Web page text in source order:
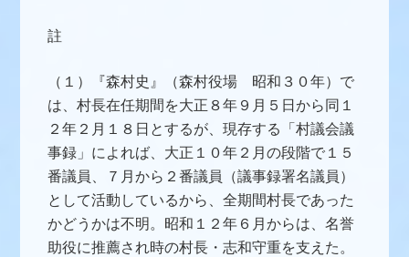
註
（１）『森村史』（森村役場 昭和３０年）で
は、村長在任期間を大正８年９月５日から同１
２年２月１８日とするが、現存する「村議会議
事録」によれば、大正１０年２月の段階で１５
番議員、７月から２番議員（議事録署名議員）
として活動しているから、全期間村長であった
かどうかは不明。昭和１２年６月からは、名誉
助役に推薦され時の村長・志和守重を支えた。